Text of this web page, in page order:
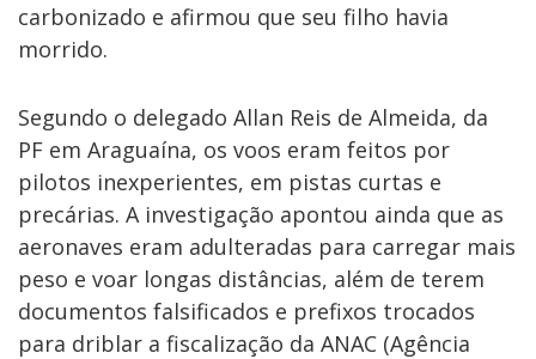
carbonizado e afirmou que seu filho havia
morrido.
Segundo o delegado Allan Reis de Almeida, da
PF em Araguaína, os voos eram feitos por
pilotos inexperientes, em pistas curtas e
precárias. A investigação apontou ainda que as
aeronaves eram adulteradas para carregar mais
peso e voar longas distâncias, além de terem
documentos falsificados e prefixos trocados
para driblar a fiscalização da ANAC (Agência